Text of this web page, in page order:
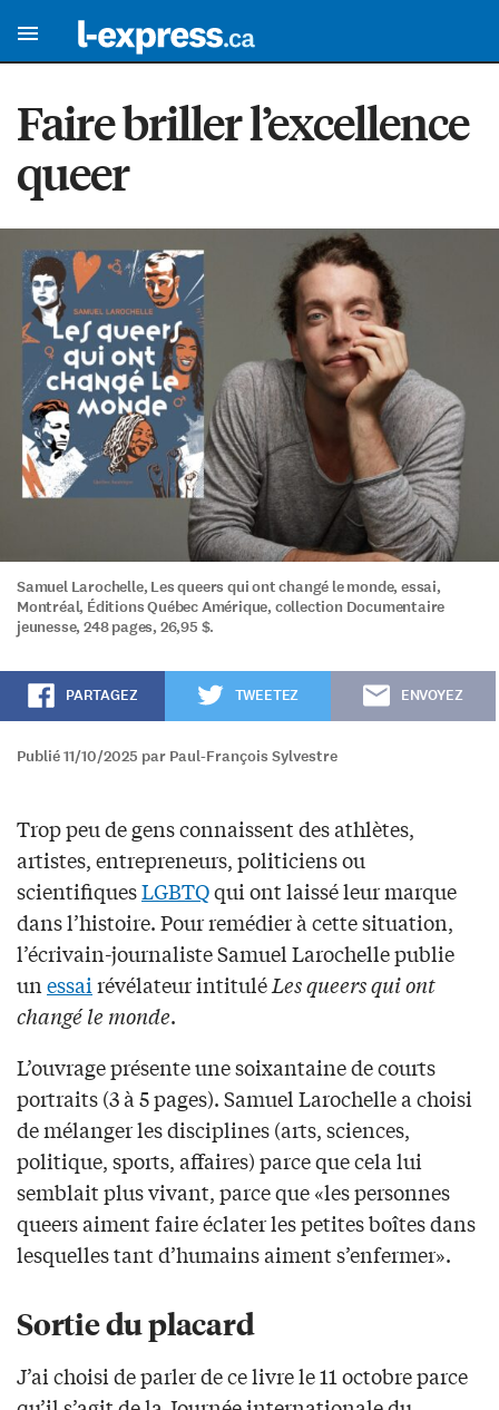
Faire briller l’excellence
queer
Samuel Larochelle, Les queers qui ont changé le monde, essai,
Montréal, Éditions Québec Amérique, collection Documentaire
jeunesse, 248 pages, 26,95 $.
PARTAGEZ TWEETEZ ENVOYEZ
Publié 11/10/2025 par Paul-François Sylvestre
Trop peu de gens connaissent des athlètes,
artistes, entrepreneurs, politiciens ou
scientifiquesLGBTQqui ont laissé leur marque
dans l’histoire. Pour remédier à cette situation,
l’écrivain-journaliste Samuel Larochelle publie
unessairévélateur intituléLes queers qui ont
changé le monde.
L’ouvrage présente une soixantaine de courts
portraits (3 à 5 pages). Samuel Larochelle a choisi
de mélanger les disciplines (arts, sciences,
politique, sports, affaires) parce que cela lui
semblait plus vivant, parce que «les personnes
queers aiment faire éclater les petites boîtes dans
lesquelles tant d’humains aiment s’enfermer».
Sortie du placard
J’ai choisi de parler de ce livre le 11 octobre parce